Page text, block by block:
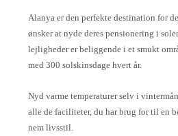
Alanya er den perfekte destination for
ønsker at nyde deres pensionering i
lejligheder er beliggende i et smukt
med 300 solskinsdage hvert år.
Nyd varme temperaturer selv i
alle de faciliteter, du har brug for til en
nem livsstil.